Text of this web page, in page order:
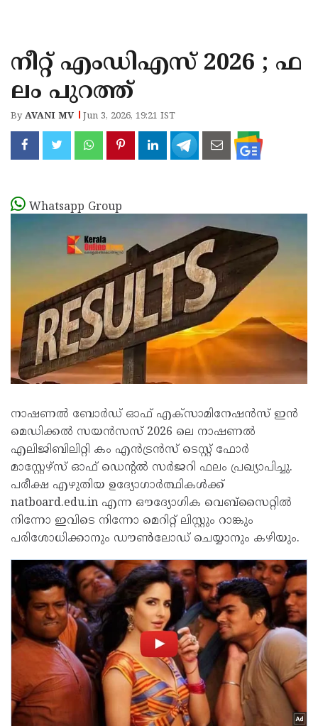
KANNUR
KASARAGOD
നീറ്റ് എംഡിഎസ് 2026 ; ഫ
ലം പുറത്ത്
ByAVANI MV Jun 3, 2026, 19:21 IST
Whatsapp Group
നാഷണൽ ബോർഡ് ഓഫ് എക്സാമിനേഷൻസ് ഇൻ
മെഡിക്കൽ സയൻസസ് 2026 ലെ നാഷണൽ
എലിജിബിലിറ്റി കം എൻട്രൻസ് ടെസ്റ്റ് ഫോർ
മാസ്റ്റേഴ്സ് ഓഫ് ഡെന്റൽ സർജറി ഫലം പ്രഖ്യാപിച്ചു.
പരീക്ഷ എഴുതിയ ഉദ്യോഗാർത്ഥികൾക്ക്
natboard.edu.in എന്ന ഔദ്യോഗിക വെബ്സൈറ്റിൽ
നിന്നോ ഇവിടെ നിന്നോ മെറിറ്റ് ലിസ്റ്റും റാങ്കും
പരിശോധിക്കാനും ഡൗൺലോഡ് ചെയ്യാനും കഴിയും.